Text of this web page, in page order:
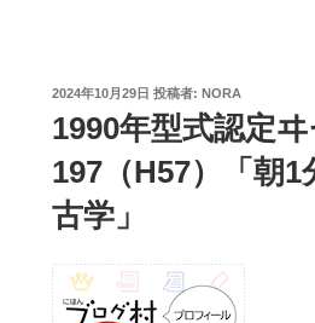
投
2024年10月29日 投稿者: NORA
1990年型式認定
197（H57）「朝
古学」